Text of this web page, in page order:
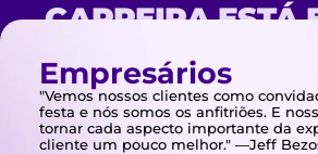
CARREIRA ESTÁ
NO
Empresários
"Vemos nossos clientes como
festa e nós somos os anfitriões. E
tornar cada aspecto importante da
cliente um pouco melhor." —Jeff